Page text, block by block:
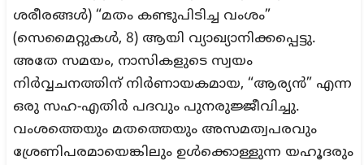
ശരീരങ്ങൾ) “മതം കണ്ടുപിടിച്ച വംശം”
(സെമൈറ്റുകൾ, 8) ആയി വ്യാഖ്യാനിക്കപ്പെട്ടു.
അതേ സമയം, നാസികളുടെ സ്വയം
നിർവ്വചനത്തിന് നിർണായകമായ, “ആര്യൻ” എന്ന
ഒരു സഹ-എതിർ പദവും പുനരുജ്ജീവിച്ചു.
വംശത്തെയും മതത്തെയും അസമത്വപരവും
ശ്രേണിപരമായെങ്കിലും ഉൾക്കൊള്ളുന്ന യഹൂദരും